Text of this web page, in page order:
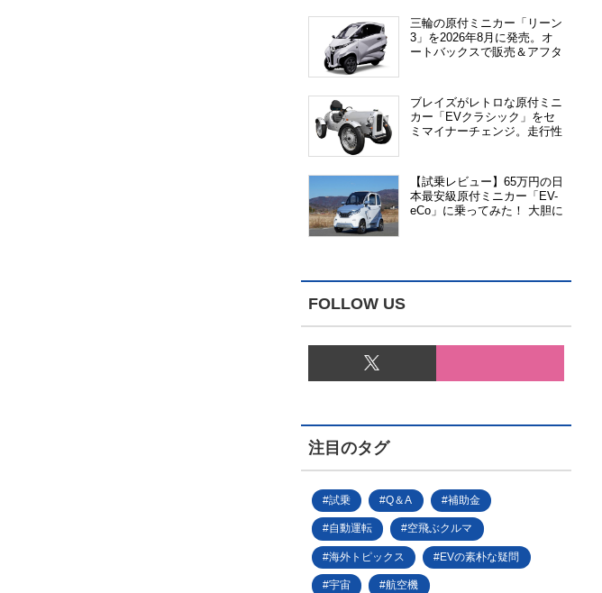
三輪の原付ミニカー「リーン
3」を2026年8月に発売。オ
ートバックスで販売＆アフタ
ブレイズがレトロな原付ミニ
カー「EVクラシック」をセ
ミマイナーチェンジ。走行性
【試乗レビュー】65万円の日
本最安級原付ミニカー「EV-
eCo」に乗ってみた！ 大胆に
FOLLOW US
注目のタグ
試乗 Q＆A 補助金
自動運転 空飛ぶクルマ
海外トピックス EVの素朴な疑問
宇宙 航空機